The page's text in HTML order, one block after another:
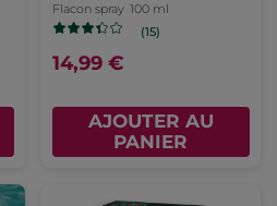
Flacon spray 100 ml
(15)
14,99 €
AJOUTER AU
PANIER